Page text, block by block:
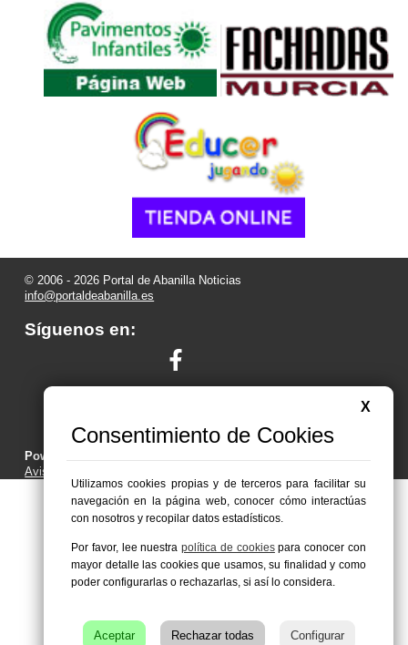
© 2006 - 2026 Portal de Abanilla Noticias
info@portaldeabanilla.es
Síguenos en:
Powered by:
Aviso Legal
X
Consentimiento de Cookies
Utilizamos cookies propias y de terceros para facilitar su
navegación en la página web, conocer cómo interactúas
con nosotros y recopilar datos estadísticos.
Por favor, lee nuestrapolítica de cookiespara conocer con
mayor detalle las cookies que usamos, su finalidad y como
poder configurarlas o rechazarlas, si así lo considera.
Aceptar Rechazar todas Configurar